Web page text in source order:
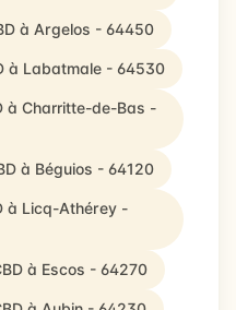
à Argelos - 64450
à Labatmale - 64530
à Charritte-de-Bas -
à Béguios - 64120
à Licq-Athérey -
à Escos - 64270